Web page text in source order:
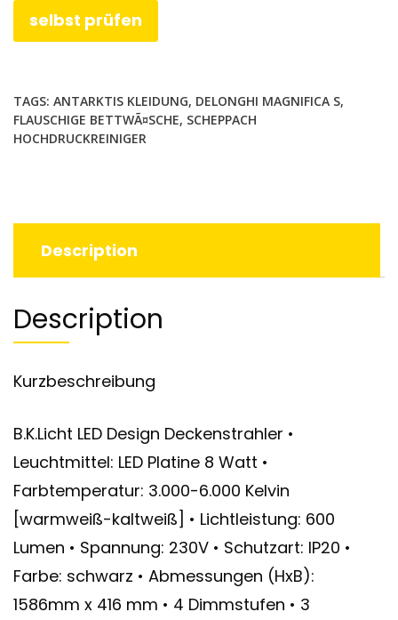
selbst prüfen
TAGS: ANTARKTIS KLEIDUNG, DELONGHI MAGNIFICA S,
FLAUSCHIGE BETTWÃ¤SCHE, SCHEPPACH
HOCHDRUCKREINIGER
Description
Description
Kurzbeschreibung
B.K.Licht LED Design Deckenstrahler •
Leuchtmittel: LED Platine 8 Watt •
Farbtemperatur: 3.000-6.000 Kelvin
[warmweiß-kaltweiß] • Lichtleistung: 600
Lumen • Spannung: 230V • Schutzart: IP20 •
Farbe: schwarz • Abmessungen (HxB):
1586mm x 416 mm • 4 Dimmstufen • 3